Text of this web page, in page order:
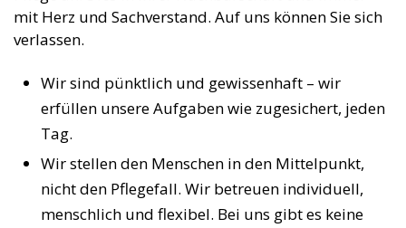
mit Herz und Sachverstand. Auf uns können Sie sich
verlassen.
Wir sind pünktlich und gewissenhaft – wir
erfüllen unsere Aufgaben wie zugesichert, jeden
Tag.
Wir stellen den Menschen in den Mittelpunkt,
nicht den Pflegefall. Wir betreuen individuell,
menschlich und flexibel. Bei uns gibt es keine